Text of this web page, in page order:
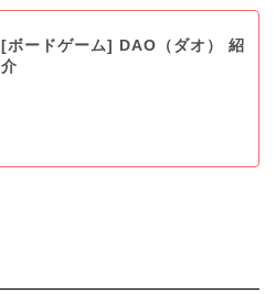
[ボードゲーム] DAO（ダオ） 紹
介